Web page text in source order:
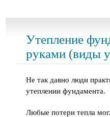
Утепление
руками (виды
Не так давно люди
утеплении фундамента.
Любые потери тепла